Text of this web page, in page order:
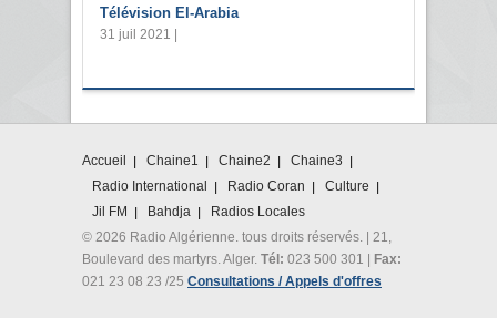
Télévision El-Arabia
31 juil 2021 |
Accueil Chaine1 Chaine2
Chaine3
Radio International
Radio Coran
Culture
Jil FM
Bahdja
Radios Locales
© 2026 Radio Algérienne. tous droits réservés. | 21,
Boulevard des martyrs. Alger. Tél: 023 500 301 | Fax:
021 23 08 23 /25 Consultations / Appels d'offres